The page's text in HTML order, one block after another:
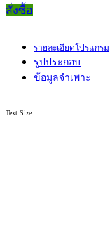
สั่งซื้อ
รายละเอียดโปรแกรม
รูปประกอบ
ข้อมูลจำเพาะ
Text Size